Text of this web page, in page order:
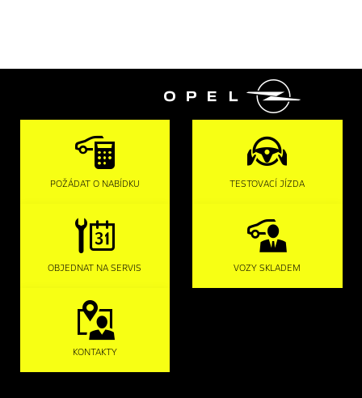

POŽÁDAT O NABÍDKU TESTOVACÍ JÍZDA
OBJEDNAT NA SERVIS VOZY SKLADEM
KONTAKTY